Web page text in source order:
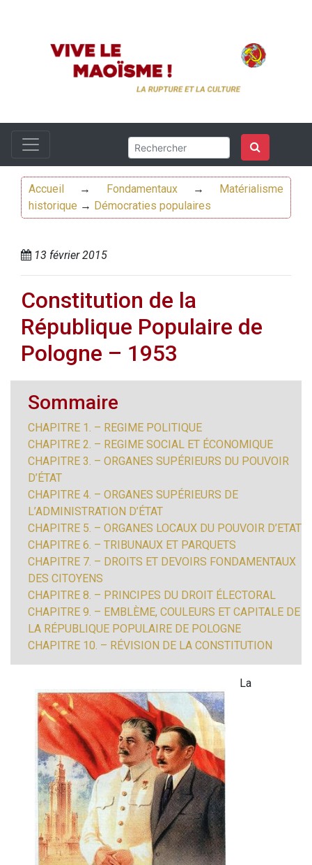
Accueil → Fondamentaux→
Matérialisme
historique → Démocraties populaires
13 février 2015
Constitution de la
République Populaire de
Pologne – 1953
Sommaire
CHAPITRE 1. – REGIME POLITIQUE
CHAPITRE 2. – REGIME SOCIAL ET ÉCONOMIQUE
CHAPITRE 3. – ORGANES SUPÉRIEURS DU POUVOIR
D’ÉTAT
CHAPITRE 4. – ORGANES SUPÉRIEURS DE
L’ADMINISTRATION D’ÉTAT
CHAPITRE 5. – ORGANES LOCAUX DU POUVOIR D’ETAT
CHAPITRE 6. – TRIBUNAUX ET PARQUETS
CHAPITRE 7. – DROITS ET DEVOIRS FONDAMENTAUX
DES CITOYENS
CHAPITRE 8. – PRINCIPES DU DROIT ÉLECTORAL
CHAPITRE 9. – EMBLÈME, COULEURS ET CAPITALE DE
LA RÉPUBLIQUE POPULAIRE DE POLOGNE
CHAPITRE 10. – RÉVISION DE LA CONSTITUTION
La